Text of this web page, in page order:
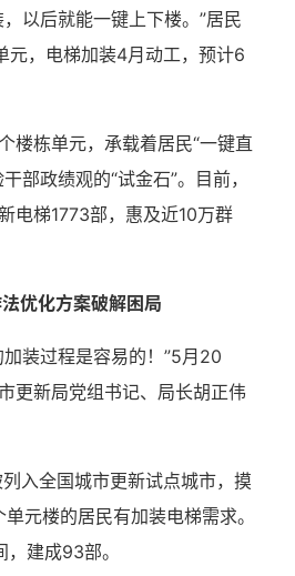
以后就能一键上下楼。”居民
元，电梯加装4月动工，预计6
楼栋单元，承载着居民“一键直
部政绩观的“试金石”。目前，
电梯1773部，惠及近10万群
优化方案破解困局
装过程是容易的！”5月20
更新局党组书记、局长胡正伟
入全国城市更新试点城市，摸
元楼的居民有加装电梯需求。
建成93部。